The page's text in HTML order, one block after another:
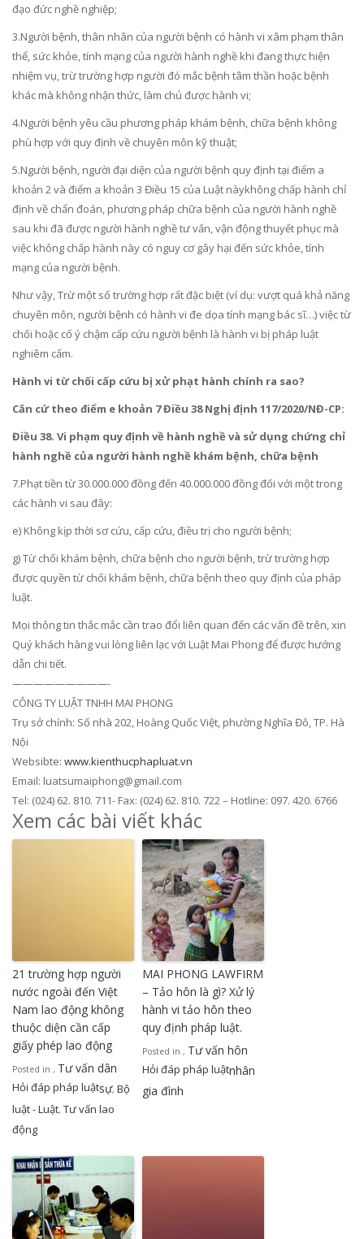
đạo đức nghề nghiệp;
3.Người bệnh, thân nhân của người bệnh có hành vi xâm phạm thân
thể, sức khỏe, tính mạng của người hành nghề khi đang thực hiện
nhiệm vụ, trừ trường hợp người đó mắc bệnh tâm thần hoặc bệnh
khác mà không nhận thức, làm chủ được hành vi;
4.Người bệnh yêu cầu phương pháp khám bệnh, chữa bệnh không
phù hợp với quy định về chuyên môn kỹ thuật;
5.Người bệnh, người đại diện của người bệnh quy định tại điểm a
khoản 2 và điểm a khoản 3 Điều 15 của Luật nàykhông chấp hành chỉ
định về chẩn đoán, phương pháp chữa bệnh của người hành nghề
sau khi đã được người hành nghề tư vấn, vận động thuyết phục mà
việc không chấp hành này có nguy cơ gây hại đến sức khỏe, tính
mạng của người bệnh.
Như vậy, Trừ một số trường hợp rất đặc biệt (ví dụ: vượt quá khả năng
chuyên môn, người bệnh có hành vi đe dọa tính mạng bác sĩ…) việc từ
chối hoặc cố ý chậm cấp cứu người bệnh là hành vi bị pháp luật
nghiêm cấm.
Hành vi từ chối cấp cứu bị xử phạt hành chính ra sao?
Căn cứ theo điểm e khoản 7 Điều 38 Nghị định 117/2020/NĐ-CP:
Điều 38. Vi phạm quy định về hành nghề và sử dụng chứng chỉ
hành nghề của người hành nghề khám bệnh, chữa bệnh
7.Phạt tiền từ 30.000.000 đồng đến 40.000.000 đồng đối với một trong
các hành vi sau đây:
e) Không kịp thời sơ cứu, cấp cứu, điều trị cho người bệnh;
g) Từ chối khám bệnh, chữa bệnh cho người bệnh, trừ trường hợp
được quyền từ chối khám bệnh, chữa bệnh theo quy định của pháp
luật.
Mọi thông tin thắc mắc cần trao đổi liên quan đến các vấn đề trên, xin
Quý khách hàng vui lòng liên lạc với Luật Mai Phong để được hướng
dẫn chi tiết.
—————————-
CÔNG TY LUẬT TNHH MAI PHONG
Trụ sở chính: Số nhà 202, Hoàng Quốc Việt, phường Nghĩa Đô, TP. Hà
Nội
Websibte: www.kienthucphapluat.vn
Email: luatsumaiphong@gmail.com
Tel: (024) 62. 810. 711- Fax: (024) 62. 810. 722 – Hotline: 097. 420. 6766
Xem các bài viết khác
21 trường hợp người
nước ngoài đến Việt
Nam lao động không
thuộc diện cần cấp
giấy phép lao động
Posted in
Hỏi đáp pháp luật
, Tư vấn dân
sự, Bộ
luật - Luật, Tư vấn lao
động
MAI PHONG LAWFIRM
– Tảo hôn là gì? Xử lý
hành vi tảo hôn theo
quy định pháp luật.
Posted in
Hỏi đáp pháp luật
, Tư vấn hôn
nhân
gia đình